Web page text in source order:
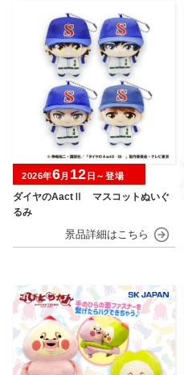
ダイヤのAactⅡ マスコットぬいぐ
るみ
2026年6月 12 日～登場